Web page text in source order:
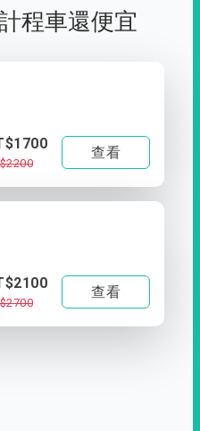
程車還便宜
查看
查看